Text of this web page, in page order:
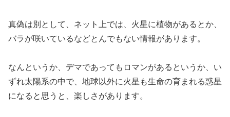
真偽は別として、ネット上では、火星に植物があるとか、
バラが咲いているなどとんでもない情報があります。
なんというか、デマであってもロマンがあるというか、い
ずれ太陽系の中で、地球以外に火星も生命の育まれる惑星
になると思うと、楽しさがあります。